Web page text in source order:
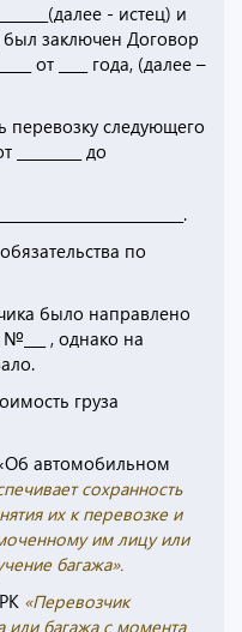
- истец) и
был заключен Договор
от ____ года, (далее –
перевозку следующего
_________ до
по
было направлено
, однако на
груза
автомобильном
сохранность
их к перевозке и
им лицу или
багажа».
«Перевозчик
или багажа с момента